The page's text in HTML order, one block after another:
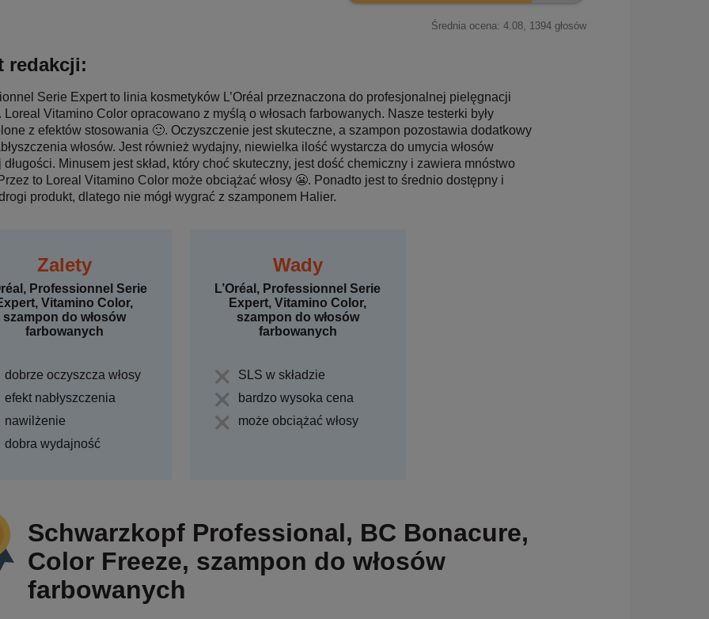
Średnia ocena: 4.08, 1394 głosów
redakcji:
Serie Expert to linia kosmetyków L’Oréal przeznaczona do profesjonalnej pielęgnacji
Loreal Vitamino Color opracowano z myślą o włosach farbowanych. Nasze testerki były
z efektów stosowania 🙂. Oczyszczenie jest skuteczne, a szampon pozostawia dodatkowy
włosów. Jest również wydajny, niewielka ilość wystarcza do umycia włosów
długości. Minusem jest skład, który choć skuteczny, jest dość chemiczny i zawiera mnóstwo
to Loreal Vitamino Color może obciążać włosy 😬. Ponadto jest to średnio dostępny i
produkt, dlatego nie mógł wygrać z szamponem Halier.
Zalety
Professionnel Serie
Vitamino Color,
szampon do włosów
farbowanych
dobrze oczyszcza włosy
efekt nabłyszczenia
nawilżenie
dobra wydajność
Wady
L’Oréal, Professionnel Serie
Expert, Vitamino Color,
szampon do włosów
farbowanych
SLS w składzie
bardzo wysoka cena
może obciążać włosy
Schwarzkopf Professional, BC Bonacure,
Color Freeze, szampon do włosów
farbowanych